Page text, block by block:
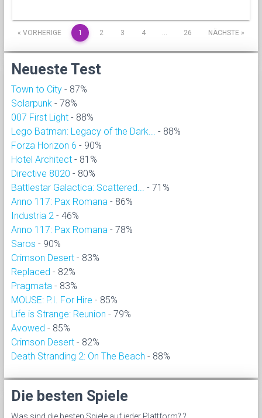
« VORHERIGE 1 2 3 4 … 26 NÄCHSTE »
Neueste Test
Town to City - 87%
Solarpunk - 78%
007 First Light - 88%
Lego Batman: Legacy of the Dark... - 88%
Forza Horizon 6 - 90%
Hotel Architect - 81%
Directive 8020 - 80%
Battlestar Galactica: Scattered... - 71%
Anno 117: Pax Romana - 86%
Industria 2 - 46%
Anno 117: Pax Romana - 78%
Saros - 90%
Crimson Desert - 83%
Replaced - 82%
Pragmata - 83%
MOUSE: P.I. For Hire - 85%
Life is Strange: Reunion - 79%
Avowed - 85%
Crimson Desert - 82%
Death Stranding 2: On The Beach - 88%
Die besten Spiele